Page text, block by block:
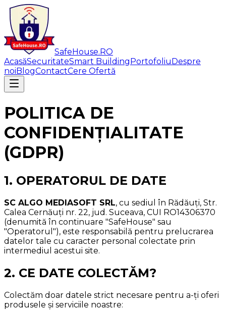
SafeHouse.RO
AcasăSecuritateSmart BuildingPortofoliuDespre
noiBlogContactCere Ofertă
POLITICA DE
CONFIDENȚIALITATE
(GDPR)
1. OPERATORUL DE DATE
SC ALGO MEDIASOFT SRL, cu sediul în Rădăuți, Str.
Calea Cernăuți nr. 22, jud. Suceava, CUI RO14306370
(denumită în continuare "SafeHouse" sau
"Operatorul"), este responsabilă pentru prelucrarea
datelor tale cu caracter personal colectate prin
intermediul acestui site.
2. CE DATE COLECTĂM?
Colectăm doar datele strict necesare pentru a-ți oferi
produsele și serviciile noastre: